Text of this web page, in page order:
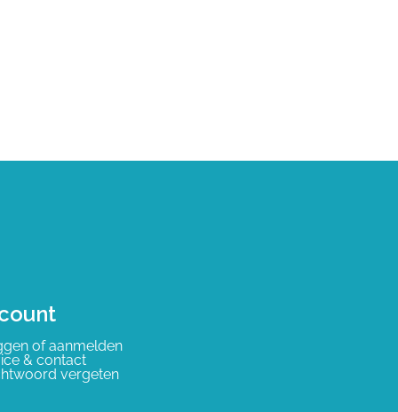
of aanmelden
& contact
vergeten